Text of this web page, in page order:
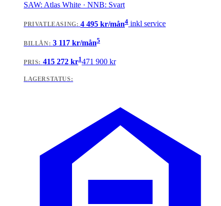
SAW: Atlas White · NNB: Svart
PRIVATLEASING:4 495 kr/mån4 inkl service
BILLÅN: 3 117kr/mån5
PRIS: 415 272kr1471 900kr
LAGERSTATUS: